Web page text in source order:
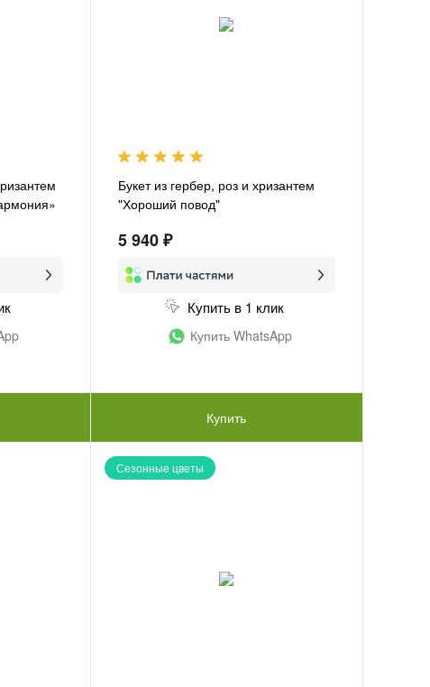
Букет из гербер, роз и хризантем
"Хороший повод"
5 940 ₽
Купить в 1 клик
Купить WhatsApp
Купить
Сезонные цветы